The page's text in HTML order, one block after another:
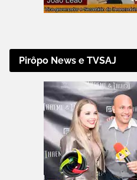
Pirôpo News e TVSAJ